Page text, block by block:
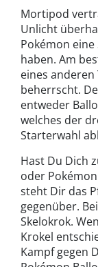
Mortipod
Unlicht
Pokémon eine
haben. Am
eines anderen
beherrscht.
entweder
welches der
Starterwahl
Hast Du Dich
oder
steht Dir das
gegenüber.
Skelokrok.
Krokel
Kampf gegen